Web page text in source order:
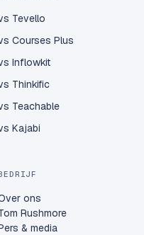
Tevello
Courses Plus
Inflowkit
Thinkific
Teachable
Kajabi
ons
Rushmore
& media